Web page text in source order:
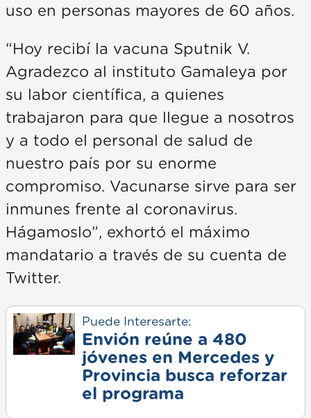
uso en personas mayores de 60 años.
“Hoy recibí la vacuna Sputnik V.
Agradezco al instituto Gamaleya por
su labor científica, a quienes
trabajaron para que llegue a nosotros
y a todo el personal de salud de
nuestro país por su enorme
compromiso. Vacunarse sirve para ser
inmunes frente al coronavirus.
Hágamoslo”, exhortó el máximo
mandatario a través de su cuenta de
Twitter.
Puede Interesarte:
Envión reúne a 480
jóvenes en Mercedes y
Provincia busca reforzar
el programa